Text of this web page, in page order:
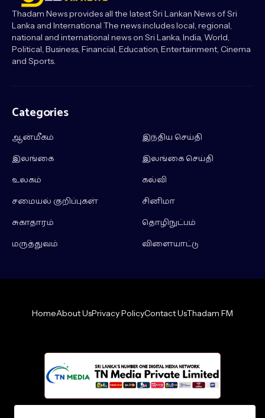
Thadam News provides all the latest Sri Lankan News of Sri
Lanka and International The news includes local, regional,
national and international news on Sri Lanka, India, World,
Political, Business, Financial, Education, Entertainment, Cinema
and Sports.
Categories
ஆன்மீகம்
இந்திய செய்தி
இலங்கை
இலங்கை செய்தி
உலகம்
கல்வி
சமையல் குறிப்புகள்
சினிமா
சுகாதாரம்
தொழிநுட்பம்
மருத்துவம்
விளையாட்டு
HomeAbout UsPrivacy PolicyContact UsThadam FM